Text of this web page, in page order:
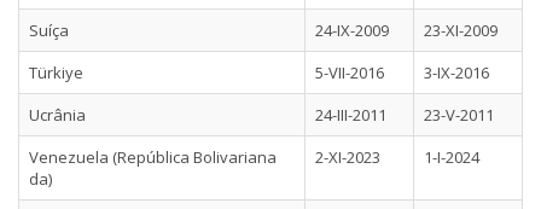
Suíça
24-IX-2009
23-XI-2009
Türkiye
5-VII-2016
3-IX-2016
Ucrânia
24-III-2011
23-V-2011
Venezuela (República Bolivariana
da)
2-XI-2023 1-I-2024